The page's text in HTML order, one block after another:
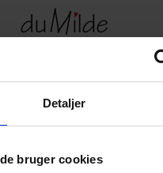
Detaljer
bruger cookies